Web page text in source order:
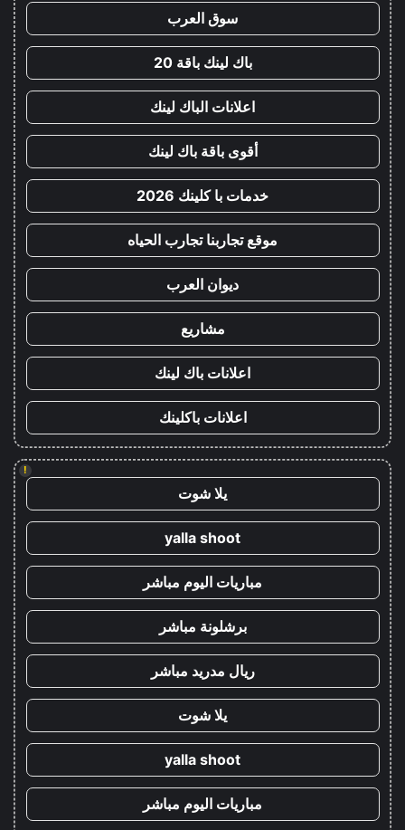
سوق العرب
باك لينك باقة 20
اعلانات الباك لينك
أقوى باقة باك لينك
خدمات با كلينك 2026
موقع تجاربنا تجارب الحياه
ديوان العرب
مشاريع
اعلانات باك لينك
اعلانات باكلينك
!
يلا شوت
yalla shoot
مباريات اليوم مباشر
برشلونة مباشر
ريال مدريد مباشر
يلا شوت
yalla shoot
مباريات اليوم مباشر